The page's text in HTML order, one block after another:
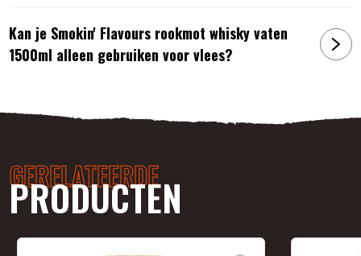
Kan je Smokin' Flavours rookmot whisky vaten
1500ml alleen gebruiken voor vlees?
GERELATEERDE
PRODUCTEN